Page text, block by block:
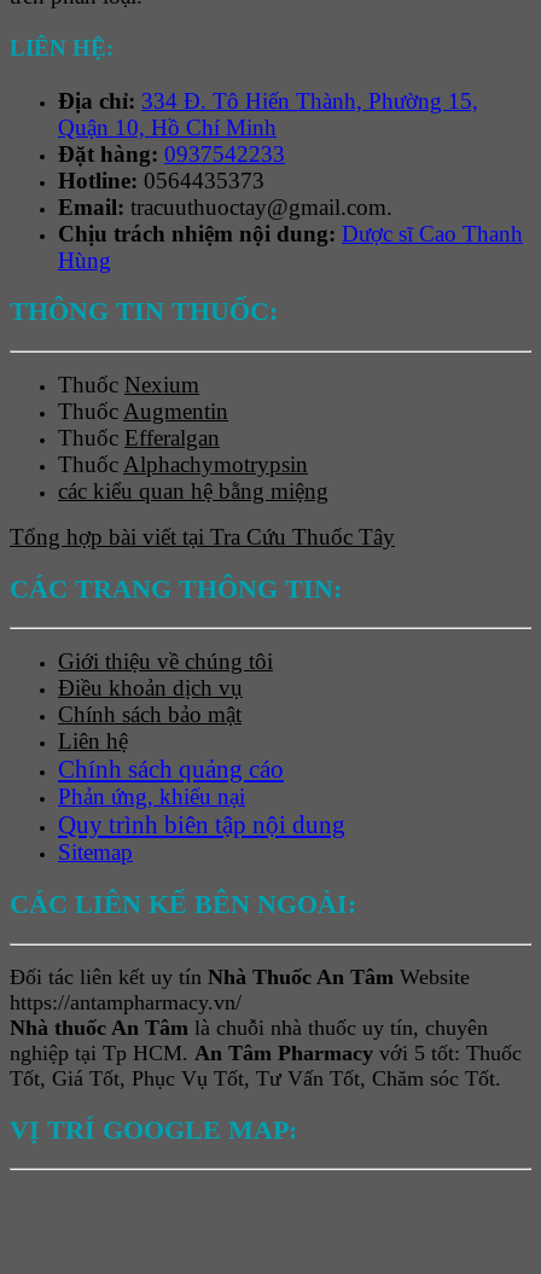
LIÊN HỆ:
Địa chỉ: 334 Đ. Tô Hiến Thành, Phường 15,
Quận 10, Hồ Chí Minh
Đặt hàng: 0937542233
Hotline: 0564435373
Email: tracuuthuoctay@gmail.com.
Chịu trách nhiệm nội dung: Dược sĩ Cao Thanh
Hùng
THÔNG TIN THUỐC:
Thuốc Nexium
Thuốc Augmentin
Thuốc Efferalgan
Thuốc Alphachymotrypsin
các kiểu quan hệ bằng miệng
Tổng hợp bài viết tại Tra Cứu Thuốc Tây
CÁC TRANG THÔNG TIN:
Giới thiệu về chúng tôi
Điều khoản dịch vụ
Chính sách bảo mật
Liên hệ
Chính sách quảng cáo
Phản ứng, khiếu nại
Quy trình biên tập nội dung
Sitemap
CÁC LIÊN KẾ BÊN NGOÀI:
Đối tác liên kết uy tín Nhà Thuốc An Tâm Website
https://antampharmacy.vn/
Nhà thuốc An Tâm là chuỗi nhà thuốc uy tín, chuyên
nghiệp tại Tp HCM. An Tâm Pharmacy với 5 tốt: Thuốc
Tốt, Giá Tốt, Phục Vụ Tốt, Tư Vấn Tốt, Chăm sóc Tốt.
VỊ TRÍ GOOGLE MAP: